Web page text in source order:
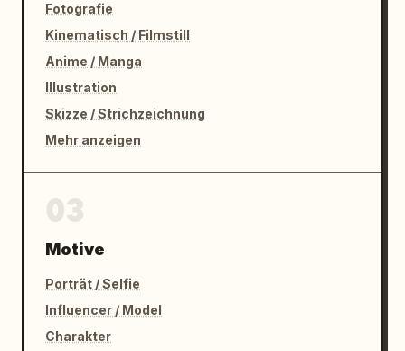
Fotografie
Kinematisch / Filmstill
Anime / Manga
Illustration
Skizze / Strichzeichnung
Mehr anzeigen
Motive
Porträt / Selfie
Influencer / Model
Charakter